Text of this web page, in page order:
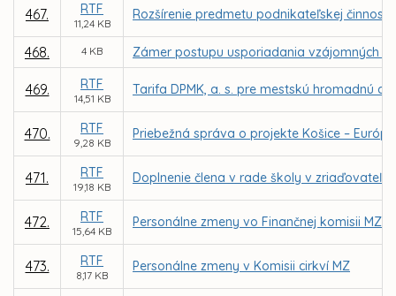
467. RTF
11,24 KB
Rozšírenie predmetu podnikateľskej
468. 4 KB Zámer postupu usporiadania vzájomných
469. RTF
14,51 KB
Tarifa DPMK, a. s. pre mestskú hromadnú
470. RTF
9,28 KB
Priebežná správa o projekte Košice –
471. RTF
19,18 KB
Doplnenie člena v rade školy v
472. RTF
15,64 KB
Personálne zmeny vo Finančnej komisii MZ
473. RTF
8,17 KB
Personálne zmeny v Komisii cirkví MZ